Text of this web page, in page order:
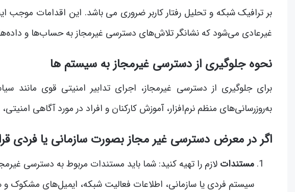
بر ترافیک شبکه و تحلیل رفتار کاربر ضروری می باشد. این اقدامات موجب
غیرعادی می‌شود که نشانگر تلاش‌های دسترسی غیرمجاز به حساب‌ها و
نحوه جلوگیری از دسترسی غیرمجاز به سیستم ها
برای جلوگیری از دسترسی غیرمجاز، اجرای تدابیر امنیتی قوی مانند
به‌روزرسانی‌های منظم نرم‌افزار، آموزش کارکنان و افراد در مورد آگاهی
اگر در معرض دسترسی غیر مجاز بصورت سازمانی یا فردی قرار
مستندات لازم را تهیه کنید: شما باید مستندات مربوط به دسترسی
سیستم فردی یا سازمانی، اطلاعات فعالیت شبکه، ایمیل‌های مشکوک